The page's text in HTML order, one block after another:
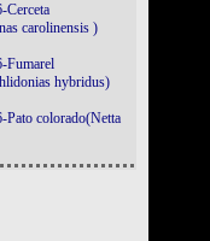
Cerceta
carolinensis )
Fumarel
hybridus)
Pato colorado(Netta